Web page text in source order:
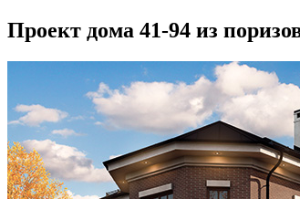
Проект дома 41-94 из